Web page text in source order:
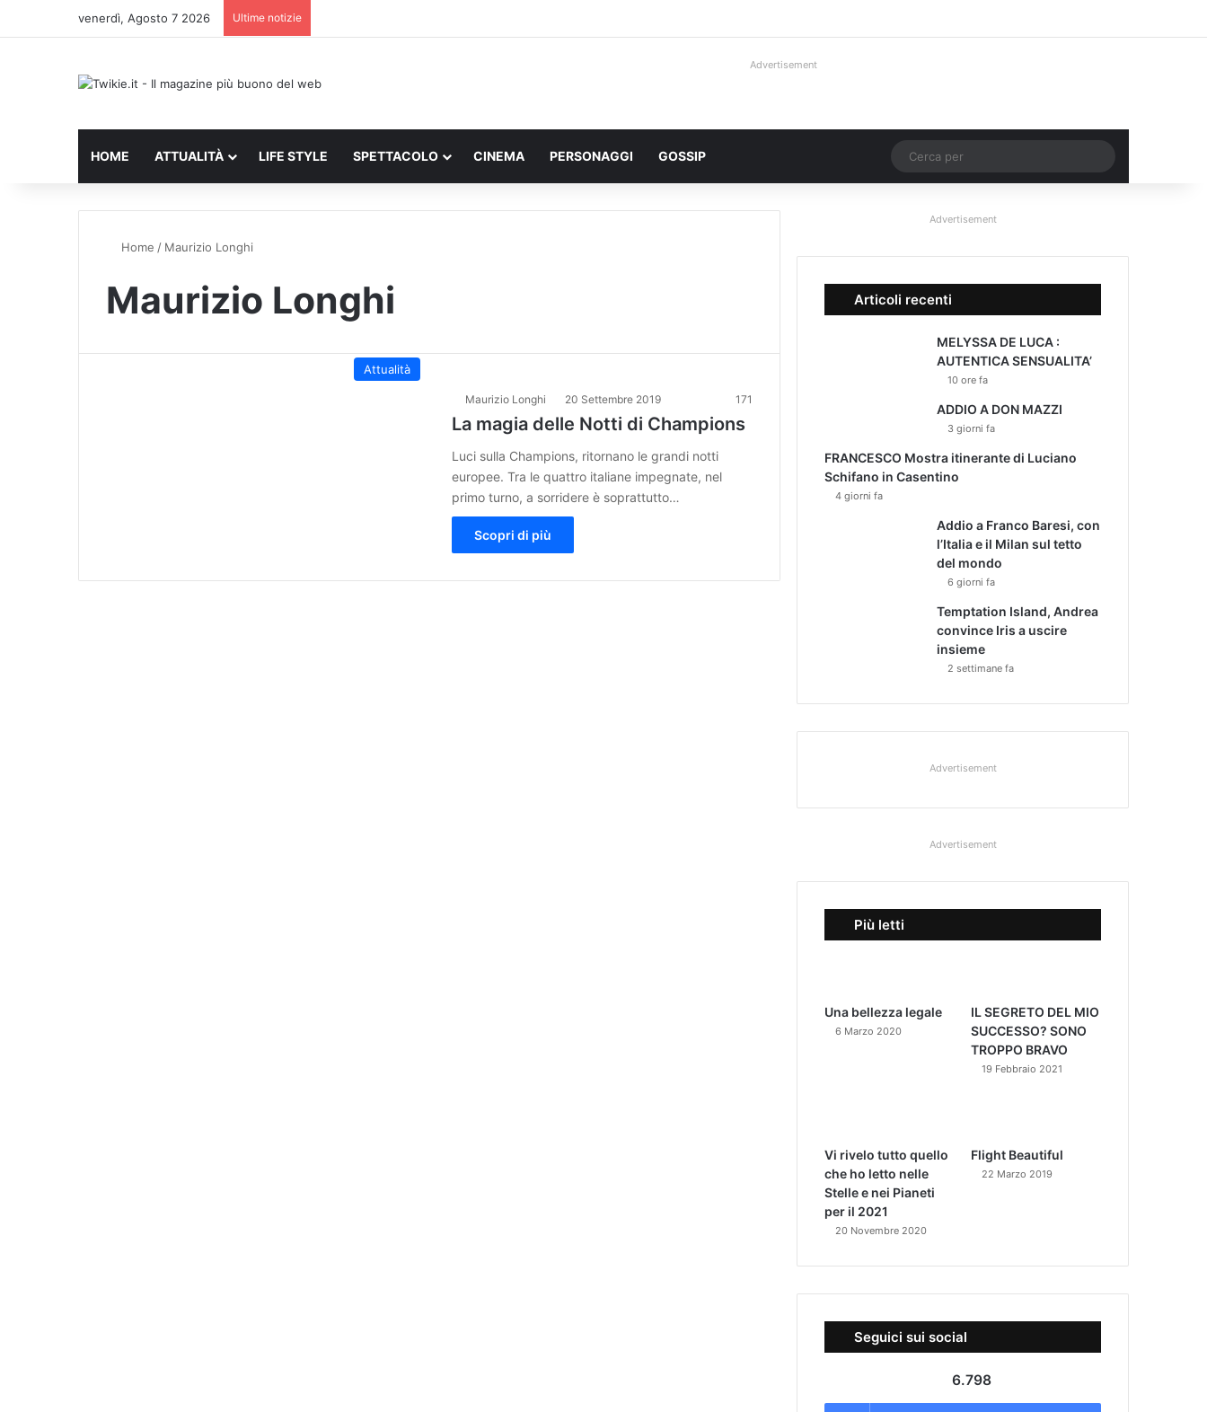
venerdì, Agosto 7 2026 Ultime notizie
Advertisement
HOME ATTUALITÀ LIFE STYLE SPETTACOLO CINEMA PERSONAGGI GOSSIP Un articolo a caso
per
Home / Maurizio Longhi
Maurizio Longhi
Attualità
Maurizio Longhi 20 Settembre 2019 171
La magia delle Notti di Champions
Luci sulla Champions, ritornano le grandi notti
europee. Tra le quattro italiane impegnate, nel
primo turno, a sorridere è soprattutto…
Scopri di più
Advertisement
Articoli recenti
MELYSSA DE LUCA :
AUTENTICA SENSUALITA’
10 ore fa
ADDIO A DON MAZZI
3 giorni fa
FRANCESCO Mostra itinerante di Luciano
Schifano in Casentino
4 giorni fa
Addio a Franco Baresi, con
l’Italia e il Milan sul tetto
del mondo
6 giorni fa
Temptation Island, Andrea
convince Iris a uscire
insieme
2 settimane fa
Advertisement
Advertisement
Più letti
Una bellezza legale
6 Marzo 2020
IL SEGRETO DEL MIO
SUCCESSO? SONO
TROPPO BRAVO
19 Febbraio 2021
Vi rivelo tutto quello
che ho letto nelle
Stelle e nei Pianeti
per il 2021
20 Novembre 2020
Flight Beautiful
22 Marzo 2019
Seguici sui social
6.798